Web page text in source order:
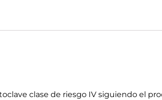
clase de riesgo IV siguiendo el